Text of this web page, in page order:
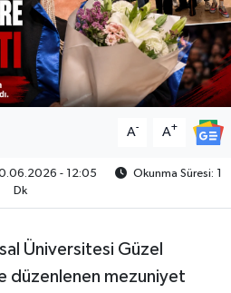
A- A+
- 12:05
Okunma Süresi: 1
Dk
Üniversitesi Güzel
düzenlenen mezuniyet